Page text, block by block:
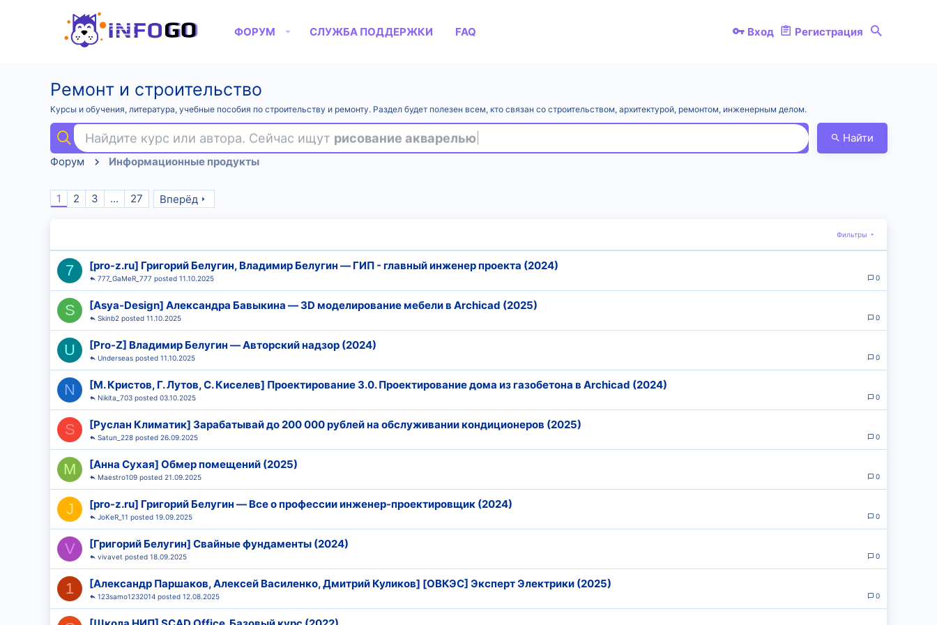
ФОРУМ СЛУЖБА ПОДДЕРЖКИ FAQ Вход Регистрация
Ремонт и строительство
Курсы и обучения, литература, учебные пособия по строительству и ремонту. Раздел будет полезен всем, кто связан со строительством, архитектурой, ремонтом, инженерным делом.
Найдите курс или автора. Сейчас ищут рисование акварелью
Найти
Форум
Информационные продукты
1 2 3 ... 27 Вперёд
Фильтры
7 [pro-z.ru] Григорий Белугин, Владимир Белугин ― ГИП - главный инженер проекта (2024)
0
11.10.2025
777_GaMeR_777
S [Asya-Design] Александра Бавыкина ― 3D моделирование мебели в Archicad (2025)
0
11.10.2025
Skinb2
U [Pro-Z] Владимир Белугин ― Авторский надзор (2024)
0
11.10.2025
Underseas
N [М. Кристов, Г. Лутов, С. Киселев] Проектирование 3.0. Проектирование дома из газобетона в Archicad (2024)
0
03.10.2025
Nikita_703
S [Руслан Климатик] Зарабатывай до 200 000 рублей на обслуживании кондиционеров (2025)
0
26.09.2025
Satun_228
M [Анна Сухая] Обмер помещений (2025)
0
21.09.2025
Maestro109
J [pro-z.ru] Григорий Белугин ― Все о профессии инженер-проектировщик (2024)
0
19.09.2025
JoKeR_11
V [Григорий Белугин] Свайные фундаменты (2024)
0
18.09.2025
vivavet
1 [Александр Паршаков, Алексей Василенко, Дмитрий Куликов] [ОВКЭС] Эксперт Электрики (2025)
0
12.08.2025
123samo1232014